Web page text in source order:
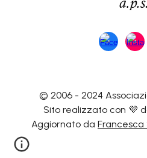
© 2006 - 2024
Sito realizzato con 💜
Aggiornato da Francesca